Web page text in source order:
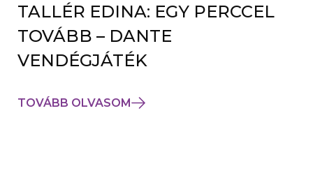
TALLÉR EDINA: EGY PERCCEL
TOVÁBB – DANTE
VENDÉGJÁTÉK
TOVÁBB OLVASOM